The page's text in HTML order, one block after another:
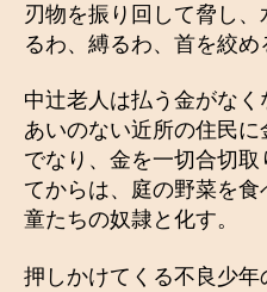
刃物を振り回して脅し
るわ、縛るわ、首を絞め
中辻老人は払う金がな
あいのない近所の住民
でなり、金を一切合切
てからは、庭の野菜を
童たちの奴隷と化す。
押しかけてくる不良少